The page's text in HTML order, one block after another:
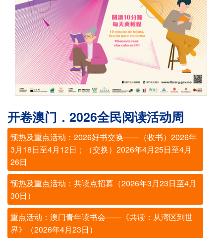
开卷澳门．2026全民阅读活动周
预热及重点活动：2026好书交换——（收书）2026年
3月18日至4月12日；（交换）2026年4月25日至4月
26日
预热及重点活动：共读点招募（2026年3月23日至4月
30日）
重点活动：澳门青年读书会——《共读：从湾区到世
界》（2026年4月23日）